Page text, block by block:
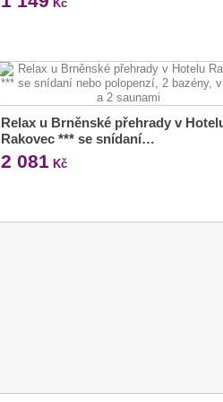
Kč
Relax u Brněnské přehrady v
Rakovec *** se snídaní…
2 081 Kč